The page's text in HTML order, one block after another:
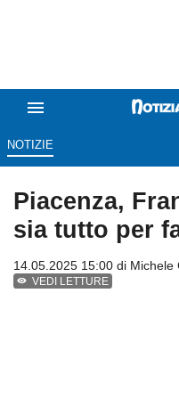
NOTIZIE
Piacenza,
sia tutto per
14.05.2025 15:00 di Michele
VEDI LETTURE